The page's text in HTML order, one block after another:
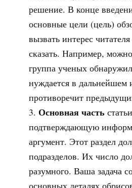
решение. В конце
основные цели (цель)
вызвать интерес
сказать. Например,
группа ученых
нуждается в дальнейшем
противоречит
Основная часть
подтверждающую
аргумент. Этот раздел
подразделов. Их число
разумного. Ваша задача
основных деталях